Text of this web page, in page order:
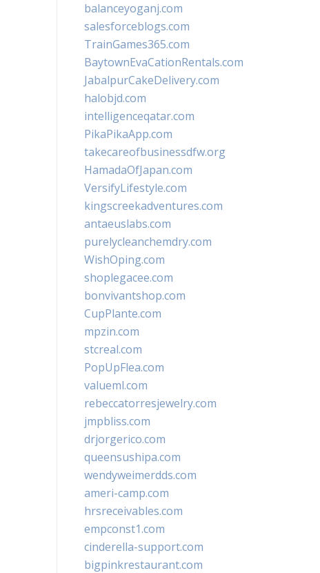
balanceyoganj.com
salesforceblogs.com
TrainGames365.com
BaytownEvaCationRentals.com
JabalpurCakeDelivery.com
halobjd.com
intelligenceqatar.com
PikaPikaApp.com
takecareofbusinessdfw.org
HamadaOfJapan.com
VersifyLifestyle.com
kingscreekadventures.com
antaeuslabs.com
purelycleanchemdry.com
WishOping.com
shoplegacee.com
bonvivantshop.com
CupPlante.com
mpzin.com
stcreal.com
PopUpFlea.com
valueml.com
rebeccatorresjewelry.com
jmpbliss.com
drjorgerico.com
queensushipa.com
wendyweimerdds.com
ameri-camp.com
hrsreceivables.com
empconst1.com
cinderella-support.com
bigpinkrestaurant.com